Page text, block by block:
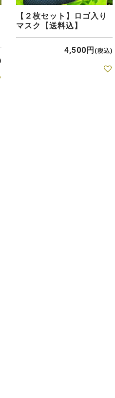
【２枚セット】ロゴ入り
マスク【送料込】
4,500 税込